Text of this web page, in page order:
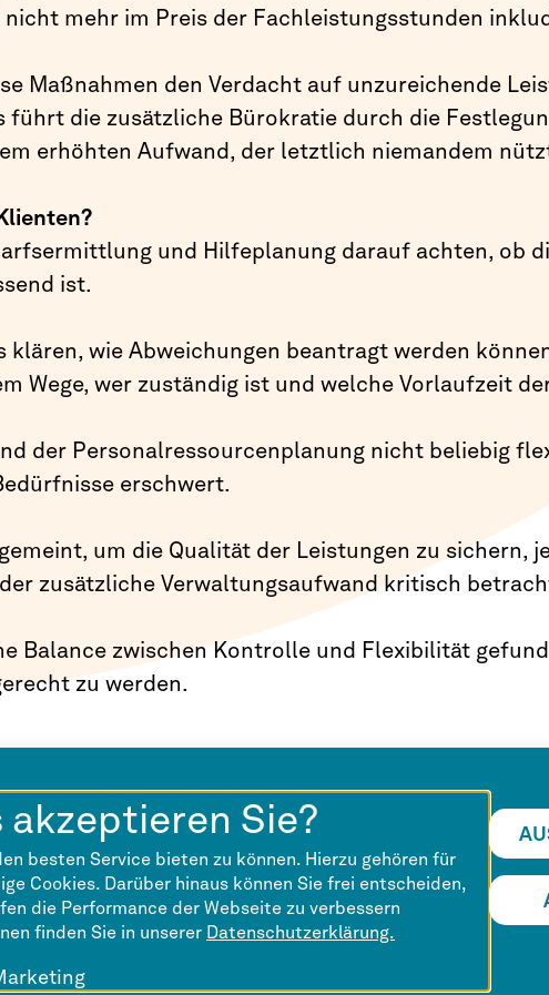
akzeptieren Sie?
besten Service bieten zu können. Hierzu gehören für
Cookies. Darüber hinaus können Sie frei entscheiden,
die Performance der Webseite zu verbessern
finden Sie in unserer Datenschutzerklärung.
mehr im Preis der Fachleistungsstunden
Maßnahmen den Verdacht auf unzureichende
führt die zusätzliche Bürokratie durch die
erhöhten Aufwand, der letztlich niemandem
und Hilfeplanung darauf achten, ob
ist.
klären, wie Abweichungen beantragt werden
Wege, wer zuständig ist und welche Vorlaufzeit
der Personalressourcenplanung nicht beliebig
erschwert.
um die Qualität der Leistungen zu sichern,
zusätzliche Verwaltungsaufwand kritisch
Balance zwischen Kontrolle und Flexibilität
zu werden.